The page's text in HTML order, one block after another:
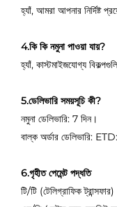
হ্যাঁ, আমরা আপনার নির্দিষ্ট
4.কি কি নমুনা পাওয়া যায়?
হ্যাঁ, কাস্টমাইজযোগ্য
5.ডেলিভারি সময়সূচি কী?
নমুনা ডেলিভারি: 7 দিন।
বাল্ক অর্ডার ডেলিভারি:
6.গৃহীত পেমেন্ট পদ্ধতি
টি/টি (টেলিগ্রাফিক ট্রান্সফার)